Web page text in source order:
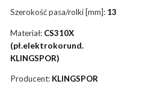
Szerokość pasa/rolki [mm]: 13
Materiał: CS310X
(pł.elektrokorund.
KLINGSPOR)
Producent: KLINGSPOR